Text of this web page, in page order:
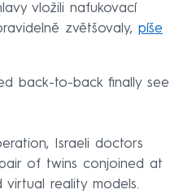
vložili nafukovací
zvětšovaly, píše
back-to-back finally see
Israeli doctors
of twins conjoined at
virtual reality models.